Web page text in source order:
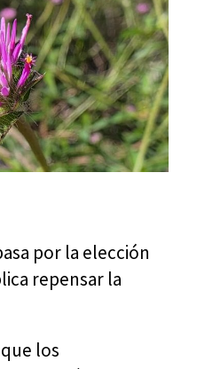
por la elección
repensar la
los